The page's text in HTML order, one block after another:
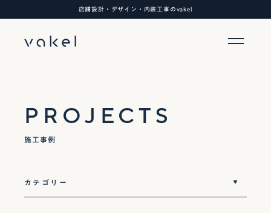
店舗設計・デザイン・内装工事のvakel
PROJECTS
施工事例